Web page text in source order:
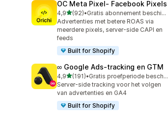
OC Meta Pixel‑ Facebook Pixels
4,9van 5 sterren
(92)
92 recensies in totaal
•
Gratis abonnement beschikbaar
Advertenties met betere ROAS via
meerdere pixels, server-side CAPI en
feeds
Built for Shopify
∞ Google Ads‑tracking en GTM
4,9van 5 sterren
(191)
191 recensies in totaal
•
Gratis proefperiode beschikbaar
Server-side tracking voor het volgen
van advertenties en GA4
Built for Shopify